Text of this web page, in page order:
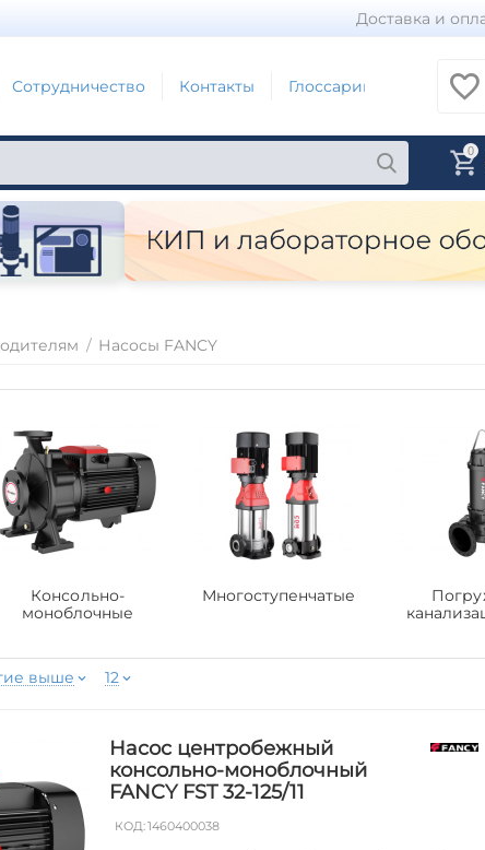
Доставка и
Сотрудничество Контакты Глоссарий
0
/ Насосы FANCY
Консольно-
моноблочные
Многоступенчатые
выше 12
Насос центробежный
консольно-моноблочный
FANCY FST 32-125/11
КОД:1460400038